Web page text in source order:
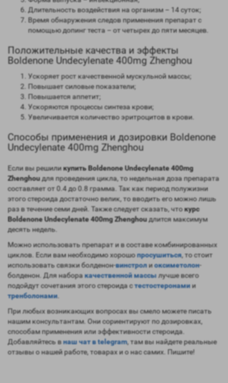
Длительность воздействия на организм – 14 суток;
Время обнаружения следов применения препарат с
помощью допинг теста – от четырех до пяти месяцев.
Положительные качества и эффекты
Boldenone Undecylenate 400mg Zhenghou
Ускоряет рост качественной мускульной массы;
Повышает силовые показатели;
Повышается аппетит;
Ускоряются процессы синтеза крови;
Увеличивается количество эритроцитов в крови.
Способы применения и дозировки Boldenone
Undecylenate 400mg Zhenghou
Если вы решиликупить Boldenone Undecylenate 400mg
Zhenghouдля проведения цикла, то недельная доза препарата
составляет от 0.4 до 0.8 грамма. Так как период полужизни
этого стероида достаточно велик, то вводить его можно лишь
раз в течение семи дней. Также следует сказать, чтокурс
Boldenone Undecylenate 400mg Zhenghouдлится максимум
десять недель.
Можно использовать препарат и в составе комбинированных
циклов. Если вам необходимо хорошопросушиться, то стоит
использовать связки болденон-винстролиоксиметолон-
болденон. Для наборакачественной массылучше всего
подойдут сочетания этого стероида стестостеронамии
тренболонами.
При любых возникающих вопросах вы смело можете писать
нашим консультантам. Они сориентируют по дозировках,
способам применения или эффективности стероида.
Добавляйтесь внаш чат в telegram, там вы найдете реальные
отзывы о нашей работе, товарах и о нас самих. Пишите!